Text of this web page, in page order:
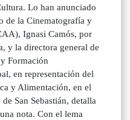
Lo han anunciado
de la Cinematografía y
Ignasi Camós, por
y la directora general de
Formación
en representación del
y Alimentación, en el
San Sebastián, detalla
nota. Con el lema